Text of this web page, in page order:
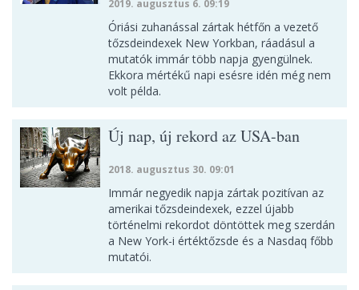
2019. augusztus 6. 09:19
Óriási zuhanással zártak hétfőn a vezető
tőzsdeindexek New Yorkban, ráadásul a
mutatók immár több napja gyengülnek.
Ekkora mértékű napi esésre idén még nem
volt példa.
Új nap, új rekord az USA-ban
2018. augusztus 30. 09:01
Immár negyedik napja zártak pozitívan az
amerikai tőzsdeindexek, ezzel újabb
történelmi rekordot döntöttek meg szerdán
a New York-i értéktőzsde és a Nasdaq főbb
mutatói.